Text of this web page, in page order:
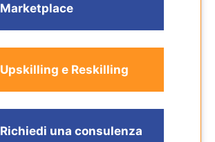
Marketplace
Upskilling e Reskilling
Richiedi una consulenza